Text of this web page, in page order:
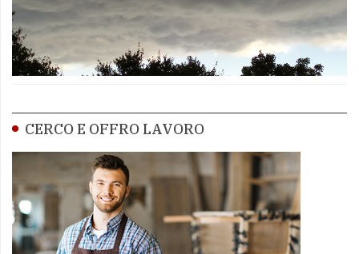
CERCO E OFFRO LAVORO